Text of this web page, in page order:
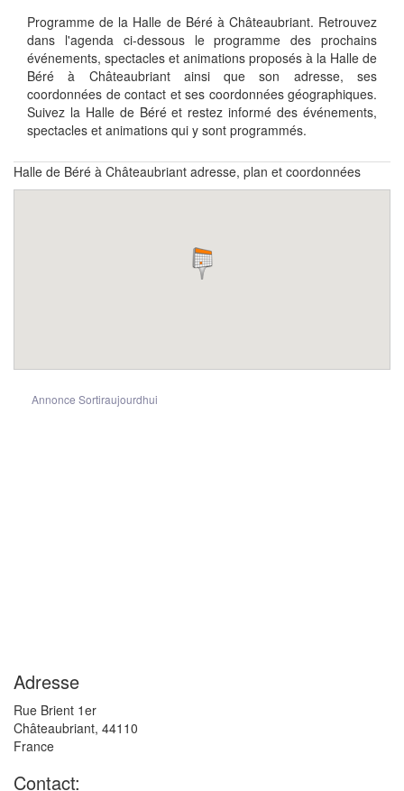
Programme de la Halle de Béré à Châteaubriant. Retrouvez
dans l'agenda ci-dessous le programme des prochains
événements, spectacles et animations proposés à la Halle de
Béré à Châteaubriant ainsi que son adresse, ses
coordonnées de contact et ses coordonnées géographiques.
Suivez la Halle de Béré et restez informé des événements,
spectacles et animations qui y sont programmés.
Halle de Béré à Châteaubriant adresse, plan et coordonnées
Annonce Sortiraujourdhui
Adresse
Rue Brient 1er
Châteaubriant, 44110
France
Contact: